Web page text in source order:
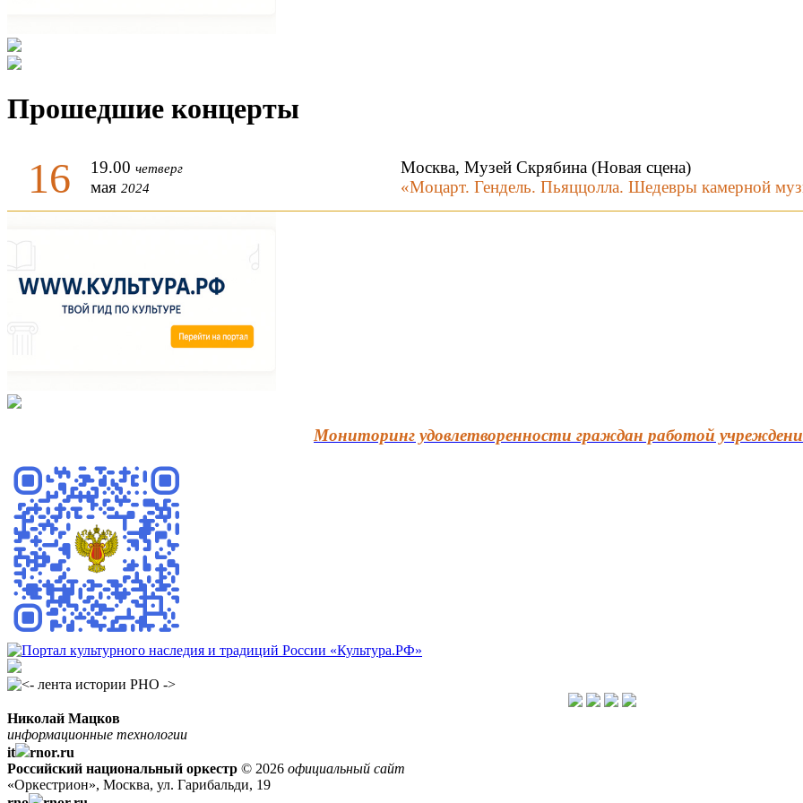
Прошедшие концерты
16 19.00 четверг
мая 2024
Москва, Музей Скрябина (Новая сцена)
«Моцарт. Гендель. Пьяццолла. Шедевры камерной
Мониторинг удовлетворенности граждан работой
Николай Мацков
информационные технологии
it
rnor.ru
Российский национальный оркестр © 2026 официальный сайт
«Оркестрион», Москва, ул. Гарибальди, 19